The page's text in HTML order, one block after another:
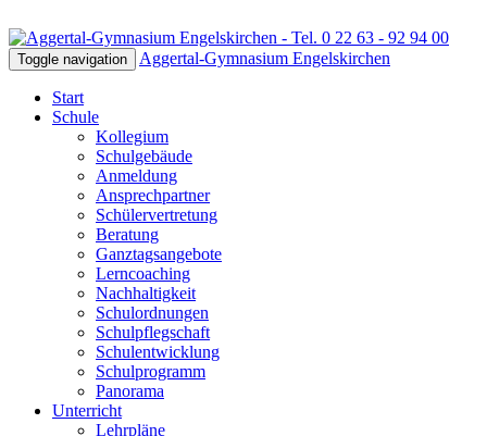
Toggle navigation Aggertal-Gymnasium Engelskirchen
Start
Schule
Kollegium
Schulgebäude
Anmeldung
Ansprechpartner
Schülervertretung
Beratung
Ganztagsangebote
Lerncoaching
Nachhaltigkeit
Schulordnungen
Schulpflegschaft
Schulentwicklung
Schulprogramm
Panorama
Unterricht
Lehrpläne